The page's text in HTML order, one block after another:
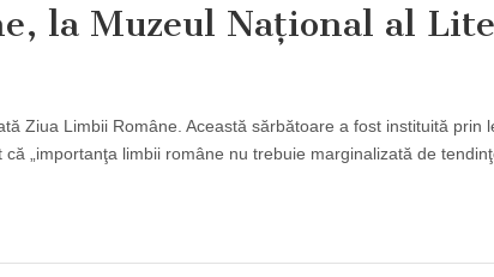
la Muzeul Naţional al
Ziua Limbii Române. Această sărbătoare a fost instituită prin
„importanţa limbii române nu trebuie marginalizată de